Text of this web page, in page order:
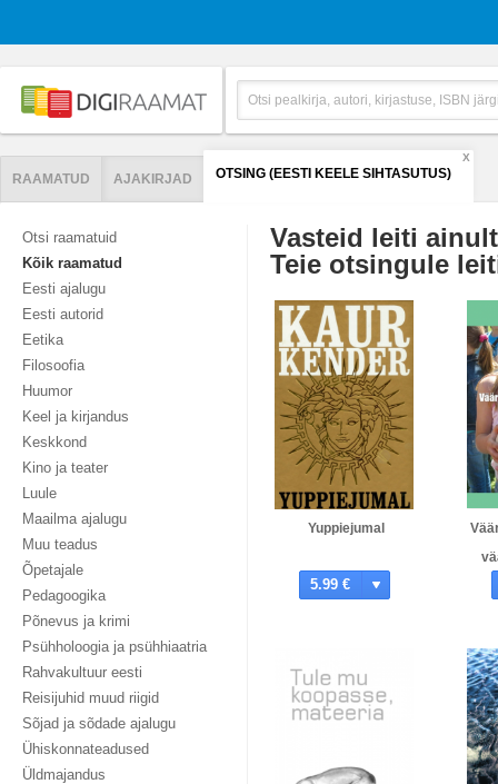
RAAMATUD AJAKIRJAD OTSING (EESTI KEELE SIHTASUTUS)
X
Otsi raamatuid
Kõik raamatud
Eesti ajalugu
Eesti autorid
Eetika
Filosoofia
Huumor
Keel ja kirjandus
Keskkond
Kino ja teater
Luule
Maailma ajalugu
Muu teadus
Õpetajale
Pedagoogika
Põnevus ja krimi
Psühholoogia ja psühhiaatria
Rahvakultuur eesti
Reisijuhid muud riigid
Sõjad ja sõdade ajalugu
Ühiskonnateadused
Üldmajandus
Vasteid leiti
Teie otsingule
Yuppiejumal
5.99 €